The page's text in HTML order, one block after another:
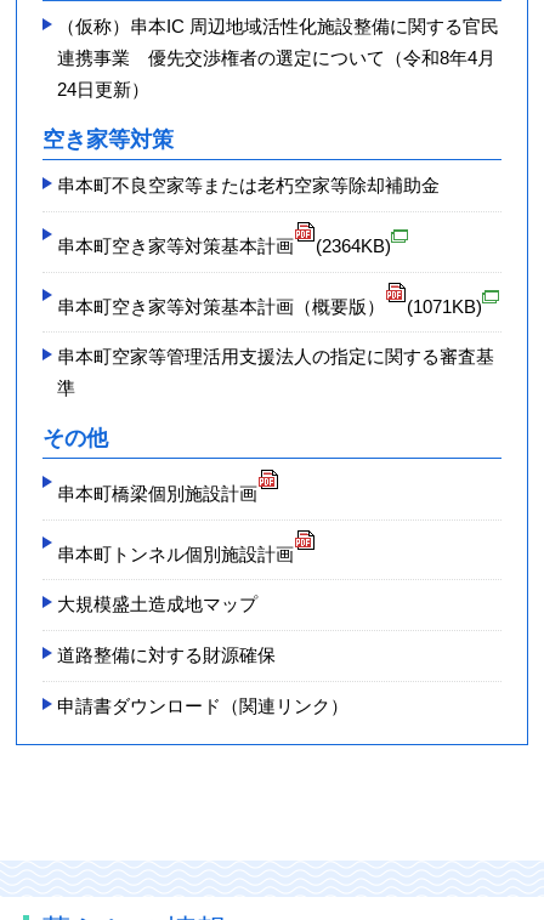
（仮称）串本IC 周辺地域活性化施設整備に関する官民
連携事業 優先交渉権者の選定について（令和8年4月
24日更新）
空き家等対策
串本町不良空家等または老朽空家等除却補助金
串本町空き家等対策基本計画 (2364KB)
串本町空き家等対策基本計画（概要版） (1071KB)
串本町空家等管理活用支援法人の指定に関する審査基
準
その他
串本町橋梁個別施設計画
串本町トンネル個別施設計画
大規模盛土造成地マップ
道路整備に対する財源確保
申請書ダウンロード（関連リンク）